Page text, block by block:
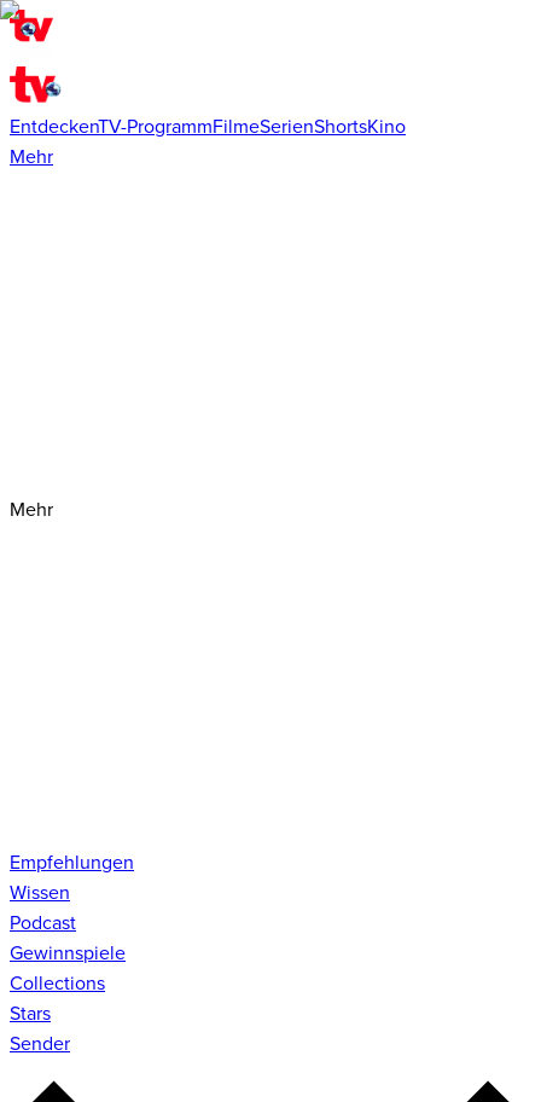
EntdeckenTV-ProgrammFilmeSerienShortsKino
Mehr
Mehr
Empfehlungen
Wissen
Podcast
Gewinnspiele
Collections
Stars
Sender